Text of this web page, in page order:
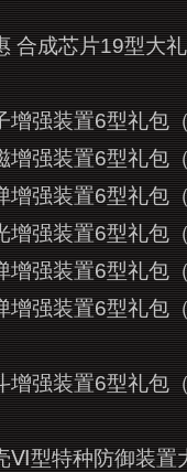
合成芯片19型大
增强装置6型礼包
增强装置6型礼包
增强装置6型礼包
增强装置6型礼包
增强装置6型礼包
增强装置6型礼包
增强装置6型礼包
Ⅵ型特种防御装置